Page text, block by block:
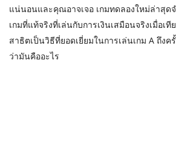
แน่นอนและคุณอาจเจอ เกมทดลองใหม่ล่าสุด
เกมที่แท้จริงที่เล่นกับการเงินเสมือนจริงเมื่อเ
สาธิตเป็นวิธีที่ยอดเยี่ยมในการเล่นเกม A ถึง
ว่ามันคืออะไร